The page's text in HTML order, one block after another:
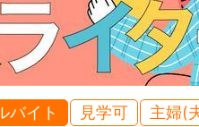
バイト 見学可
主婦(